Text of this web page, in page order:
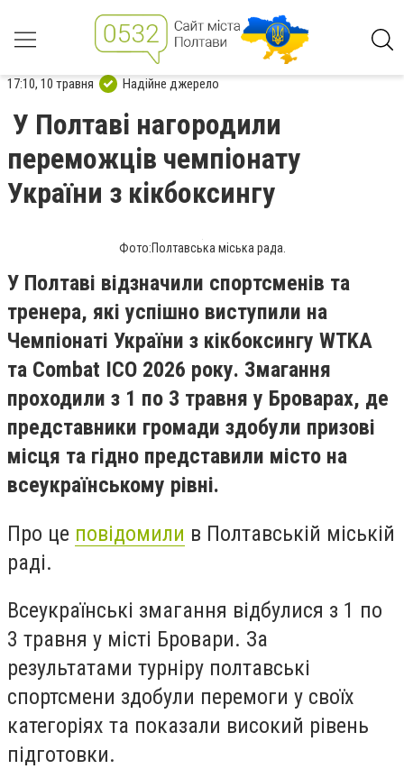
17:10, 10 травня Надійне джерело
У Полтаві нагородили
переможців чемпіонату
України з кікбоксингу
Фото:Полтавська міська рада.
У Полтаві відзначили спортсменів та
тренера, які успішно виступили на
Чемпіонаті України з кікбоксингу WTKA
та Combat ICO 2026 року. Змагання
проходили з 1 по 3 травня у Броварах, де
представники громади здобули призові
місця та гідно представили місто на
всеукраїнському рівні.
Про це повідомили в Полтавській міській
раді.
Всеукраїнські змагання відбулися з 1 по
3 травня у місті Бровари. За
результатами турніру полтавські
спортсмени здобули перемоги у своїх
категоріях та показали високий рівень
підготовки.